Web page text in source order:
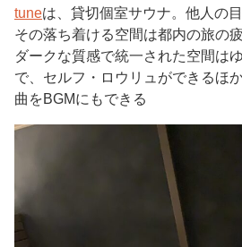
tuneは、貸切個室サウナ。他人の
その落ち着ける空間は都内の旅の
ダークな質感で統一された空間は
で、セルフ・ロウリュができるほ
曲をBGMにもできる